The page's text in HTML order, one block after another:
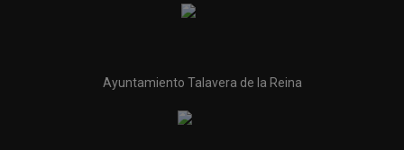
Ayuntamiento Talavera de la Reina